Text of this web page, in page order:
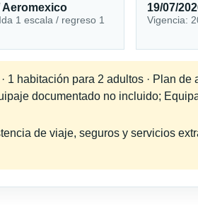
Aeromexico
1 escala / regreso 1
19/07/
Vigencia:
1 habitación para 2 adultos · Plan de
documentado no incluido;
de viaje, seguros y servicios